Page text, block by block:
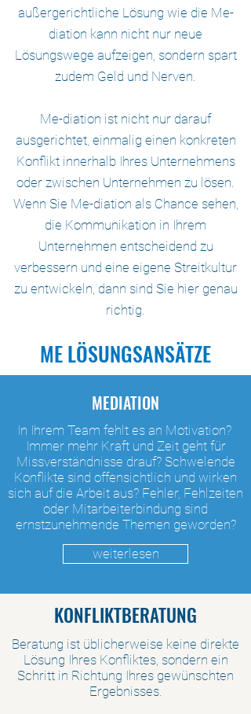
außergerichtliche Lösung wie die Me-
diation kann nicht nur neue
Lösungswege aufzeigen, sondern spart
zudem Geld und Nerven.
Me-diation ist nicht nur darauf
ausgerichtet, einmalig einen konkreten
Konflikt innerhalb Ihres Unternehmens
oder zwischen Unternehmen zu lösen.
Wenn Sie Me-diation als Chance sehen,
die Kommunikation in Ihrem
Unternehmen entscheidend zu
verbessern und eine eigene Streitkultur
zu entwickeln, dann sind Sie hier genau
richtig.
ME LÖSUNGSANSÄTZE
MEDIATION
In Ihrem Team fehlt es an Motivation?
Immer mehr Kraft und Zeit geht für
Missverständnisse drauf? Schwelende
Konflikte sind offensichtlich und wirken
sich auf die Arbeit aus? Fehler, Fehlzeiten
oder Mitarbeiterbindung sind
ernstzunehmende Themen geworden?
weiterlesen
KONFLIKTBERATUNG
Beratung ist üblicherweise keine direkte
Lösung Ihres Konfliktes, sondern ein
Schritt in Richtung Ihres gewünschten
Ergebnisses.